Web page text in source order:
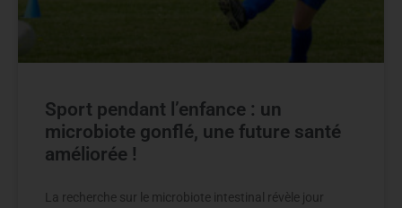
Sport pendant l’enfance : un
microbiote gonflé, une future santé
améliorée !
La recherche sur le microbiote intestinal révèle jour